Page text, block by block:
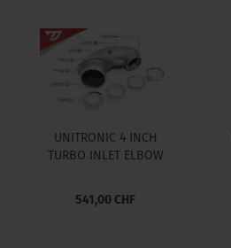
UNITRONIC 4 INCH
TURBO INLET ELBOW
541,00 CHF